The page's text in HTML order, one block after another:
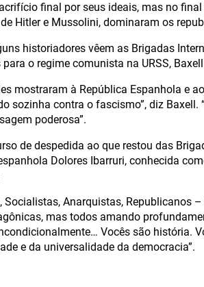
final por seus ideais, mas no
Hitler e Mussolini, dominaram os
historiadores vêem as Brigadas
o regime comunista na URSS,
mostraram à República Espanhola e
sozinha contra o fascismo”, diz
poderosa”.
de despedida ao que restou das
Dolores Ibarruri, conhecida
Socialistas, Anarquistas, Republicanos
mas todos amando
Vocês são história.
e da universalidade da democracia”.